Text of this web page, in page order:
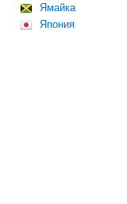
Ямайка
Япония